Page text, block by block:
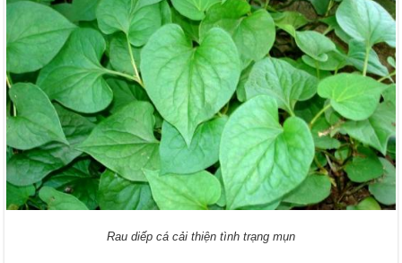
Rau diếp cá cải thiện tình trạng mụn